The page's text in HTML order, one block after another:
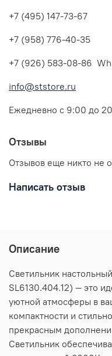
+7 (495) 147-73-67
+7 (958) 776-40-35
+7 (926) 583-08-86
info@ststore.ru
Ежедневно с 9:00 до
Отзывы
Отзывов еще никто не
Написать отзыв
Описание
Светильник
SL6130.404.12) — это
уютной атмосферы в
компактности и
прекрасным
Светильник